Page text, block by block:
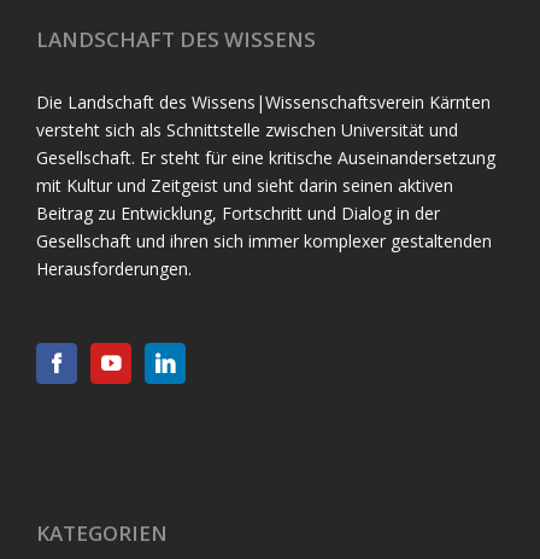
LANDSCHAFT DES WISSENS
Die Landschaft des Wissens|Wissenschaftsverein Kärnten
versteht sich als Schnittstelle zwischen Universität und
Gesellschaft. Er steht für eine kritische Auseinandersetzung
mit Kultur und Zeitgeist und sieht darin seinen aktiven
Beitrag zu Entwicklung, Fortschritt und Dialog in der
Gesellschaft und ihren sich immer komplexer gestaltenden
Herausforderungen.
KATEGORIEN